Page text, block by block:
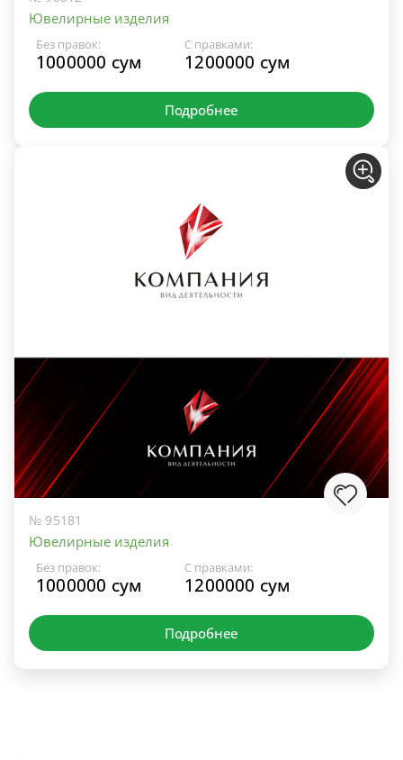
Ювелирные изделия
Без правок:
1000000 сум
С правками:
1200000 сум
Подробнее
№ 95181
Ювелирные изделия
Без правок:
1000000 сум
С правками:
1200000 сум
Подробнее